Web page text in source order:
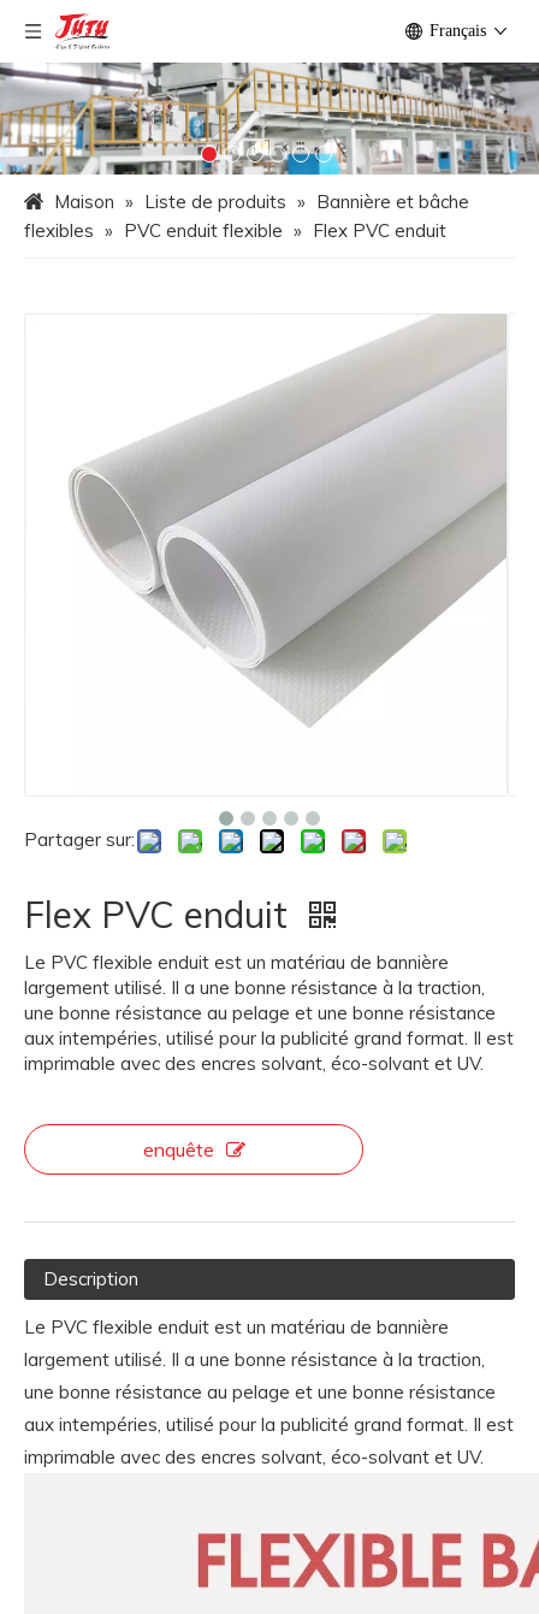
Français
Maison » Liste de produits » Bannière et bâche
flexibles » PVC enduit flexible » Flex PVC enduit
Partager sur:
Flex PVC enduit
Le PVC flexible enduit est un matériau de bannière
largement utilisé. Il a une bonne résistance à la traction,
une bonne résistance au pelage et une bonne résistance
aux intempéries, utilisé pour la publicité grand format. Il est
imprimable avec des encres solvant, éco-solvant et UV.
enquête
Description
Le PVC flexible enduit est un matériau de bannière
largement utilisé. Il a une bonne résistance à la traction,
une bonne résistance au pelage et une bonne résistance
aux intempéries, utilisé pour la publicité grand format. Il est
imprimable avec des encres solvant, éco-solvant et UV.